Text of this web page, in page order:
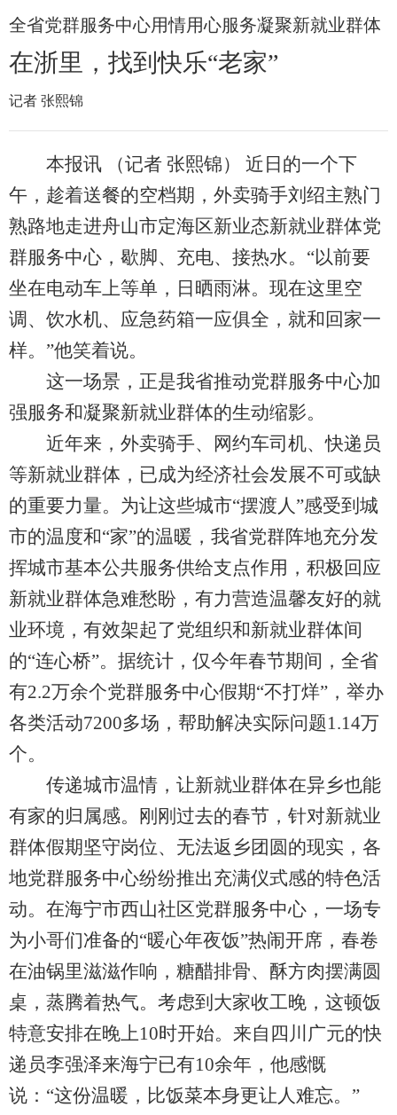
全省党群服务中心用情用心服务凝聚新就业群体
在浙里，找到快乐“老家”
记者 张熙锦
本报讯 （记者 张熙锦） 近日的一个下
午，趁着送餐的空档期，外卖骑手刘绍主熟门
熟路地走进舟山市定海区新业态新就业群体党
群服务中心，歇脚、充电、接热水。“以前要
坐在电动车上等单，日晒雨淋。现在这里空
调、饮水机、应急药箱一应俱全，就和回家一
样。”他笑着说。
这一场景，正是我省推动党群服务中心加
强服务和凝聚新就业群体的生动缩影。
近年来，外卖骑手、网约车司机、快递员
等新就业群体，已成为经济社会发展不可或缺
的重要力量。为让这些城市“摆渡人”感受到城
市的温度和“家”的温暖，我省党群阵地充分发
挥城市基本公共服务供给支点作用，积极回应
新就业群体急难愁盼，有力营造温馨友好的就
业环境，有效架起了党组织和新就业群体间
的“连心桥”。据统计，仅今年春节期间，全省
有2.2万余个党群服务中心假期“不打烊”，举办
各类活动7200多场，帮助解决实际问题1.14万
个。
传递城市温情，让新就业群体在异乡也能
有家的归属感。刚刚过去的春节，针对新就业
群体假期坚守岗位、无法返乡团圆的现实，各
地党群服务中心纷纷推出充满仪式感的特色活
动。在海宁市西山社区党群服务中心，一场专
为小哥们准备的“暖心年夜饭”热闹开席，春卷
在油锅里滋滋作响，糖醋排骨、酥方肉摆满圆
桌，蒸腾着热气。考虑到大家收工晚，这顿饭
特意安排在晚上10时开始。来自四川广元的快
递员李强泽来海宁已有10余年，他感慨
说：“这份温暖，比饭菜本身更让人难忘。”